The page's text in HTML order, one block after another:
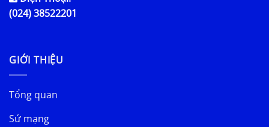
(024) 38522201
GIỚI THIỆU
Tổng quan
Sứ mạng